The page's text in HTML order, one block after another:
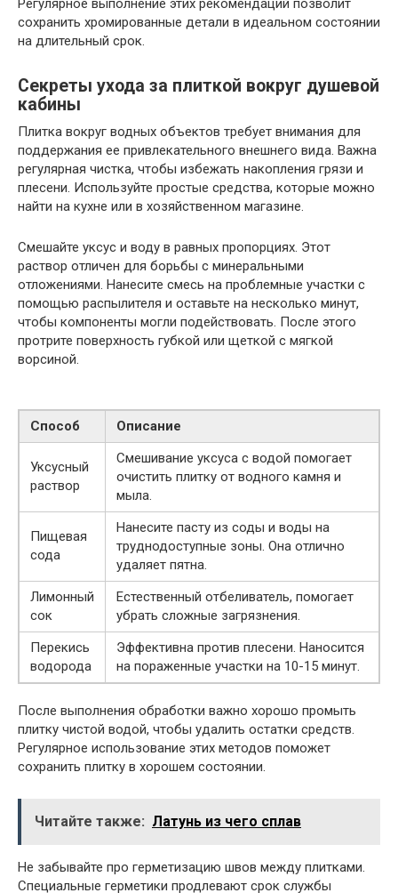
Регулярное выполнение этих рекомендаций позволит
сохранить хромированные детали в идеальном состоянии
на длительный срок.
Секреты ухода за плиткой вокруг душевой
кабины
Плитка вокруг водных объектов требует внимания для
поддержания ее привлекательного внешнего вида. Важна
регулярная чистка, чтобы избежать накопления грязи и
плесени. Используйте простые средства, которые можно
найти на кухне или в хозяйственном магазине.
Смешайте уксус и воду в равных пропорциях. Этот
раствор отличен для борьбы с минеральными
отложениями. Нанесите смесь на проблемные участки с
помощью распылителя и оставьте на несколько минут,
чтобы компоненты могли подействовать. После этого
протрите поверхность губкой или щеткой с мягкой
ворсиной.
Способ Описание
Уксусный
раствор
Смешивание уксуса с водой помогает
очистить плитку от водного камня и
мыла.
Пищевая
сода
Нанесите пасту из соды и воды на
труднодоступные зоны. Она отлично
удаляет пятна.
Лимонный
сок
Естественный отбеливатель, помогает
убрать сложные загрязнения.
Перекись
водорода
Эффективна против плесени. Наносится
на пораженные участки на 10-15 минут.
После выполнения обработки важно хорошо промыть
плитку чистой водой, чтобы удалить остатки средств.
Регулярное использование этих методов поможет
сохранить плитку в хорошем состоянии.
Читайте также: Латунь из чего сплав
Не забывайте про герметизацию швов между плитками.
Специальные герметики продлевают срок службы